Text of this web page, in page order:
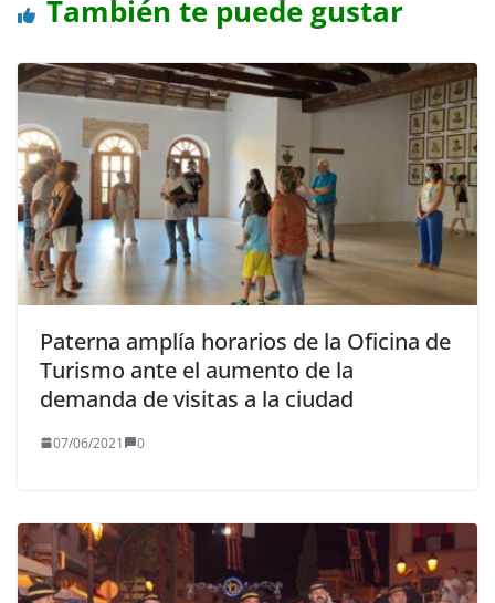
También te puede gustar
Paterna amplía horarios de la Oficina de
Turismo ante el aumento de la
demanda de visitas a la ciudad
07/06/2021 0